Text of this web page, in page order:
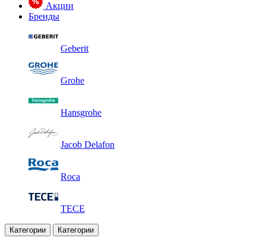
Акции
Бренды
Geberit
Grohe
Hansgrohe
Jacob Delafon
Roca
TECE
Категории Категории